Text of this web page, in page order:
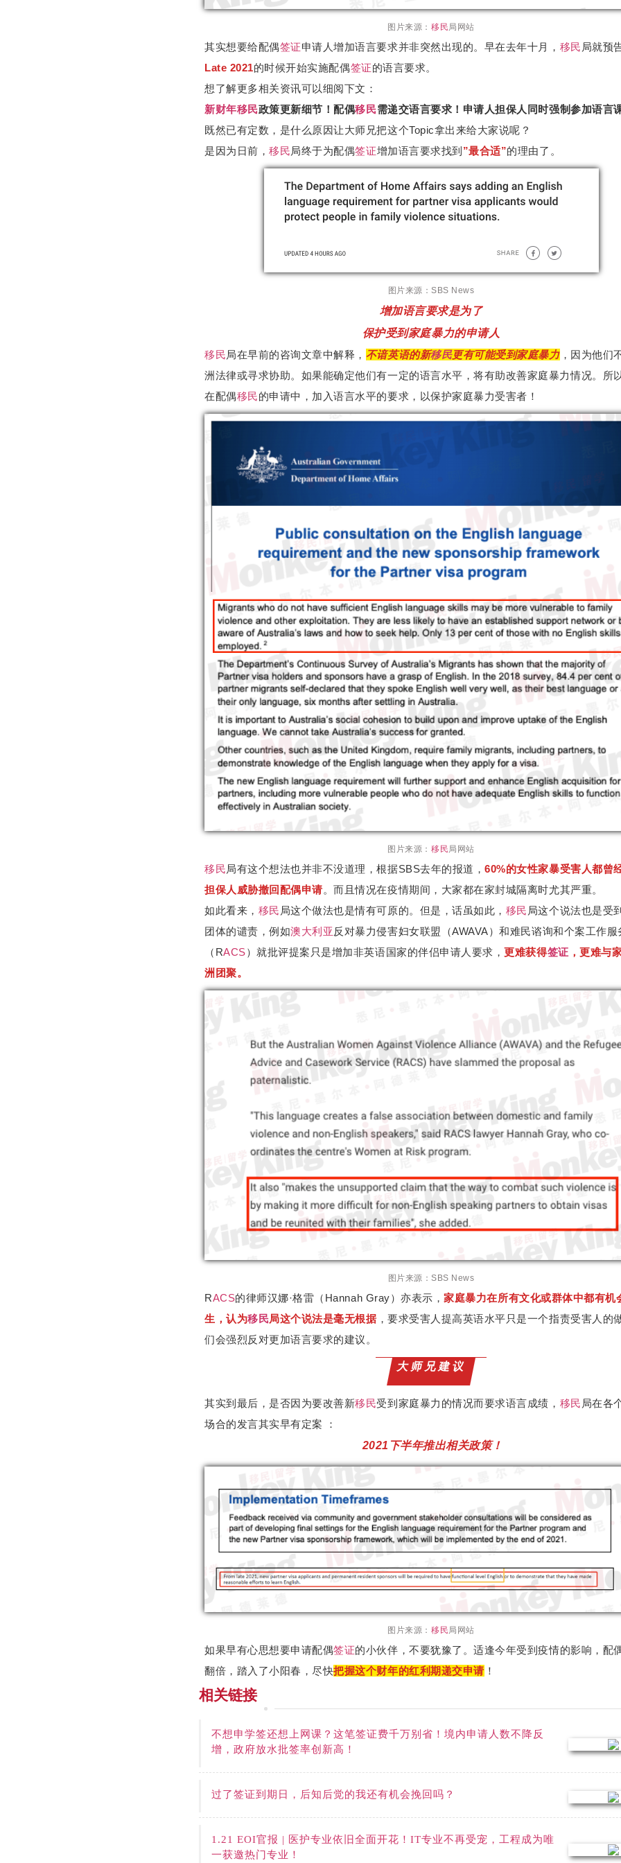
图片来源： 移民 局网站
其实想要给配偶签证申请人增加语言要求并非突然出现的。早在去年十月， 移民 局就预
Late 2021的时候开始实施配偶签证的语言要求。
想了解更多相关资讯可以细阅下文：
新财年移民政策更新细节！配偶移民需递交语言要求！申请人担保人同时强制参加语言
既然已有定数，是什么原因让大师兄把这个Topic拿出来给大家说呢？
是因为日前，移民局终于为配偶签证增加语言要求找到 ”最合适”的理由了。
图片来源：SBS News
增加语言要求是为了
保护受到家庭暴力的申请人
移民局在早前的咨询文章中解释， 不谙英语的新移民更有可能受到家庭暴力，因为他们
洲法律或寻求协助。如果能确定他们有一定的语言水平，将有助改善家庭暴力情况。
所
在配偶移民的申请中，加入语言水平的要求，以保护家庭暴力受害者！
图片来源： 移民局网站
移民局有这个想法也并非不没道理，根据SBS去年的报道，60%的女性家暴受害人都曾
担保人威胁撤回配偶申请。而且情况在疫情期间，大家都在家封城隔离时尤其严重。
如此看来， 移民 局这个做法也是情有可原的。但是，话虽如此， 移民 局这个说法也是受
团体的谴责，例如澳大利亚反对暴力侵害妇女联盟（AWAVA）和难民谘询和个案工作服
（RACS）就批评提案只是增加非英语国家的伴侣申请人要求，更难获得签证 ，更难与
洲团聚。
图片来源：SBS News
RACS的律师汉娜·格雷（Hannah Gray）亦表示，家庭暴力在所有文化或群体中都有机
生，认为移民局这个说法是毫无根据 ，要求受害人提高英语水平只是一个指责受害人的
们会强烈反对更加语言要求的建议。
大师兄建议
其实到最后，是否因为要改善新移民受到家庭暴力的情况而要求语言成绩， 移民 局在各
场合的发言其实早有定案 ：
2021下半年推出相关政策！
图片来源： 移民局网站
如果早有心思想要申请配偶签证的小伙伴，不要犹豫了。适逢今年受到疫情的影响，配
翻倍，踏入了小阳春，尽快把握这个财年的红利期递交申请 ！
相关链接
不想申学签还想上网课？这笔签证费千万别省！境内申请人数不降反
增，政府放水批签率创新高！
过了签证到期日，后知后觉的我还有机会挽回吗？
1.21 EOI官报 | 医护专业依旧全面开花！IT专业不再受宠，工程成为唯
一获邀热门专业！